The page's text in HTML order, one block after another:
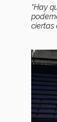
“Hay
ciertas